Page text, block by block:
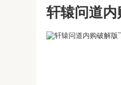
轩辕问道